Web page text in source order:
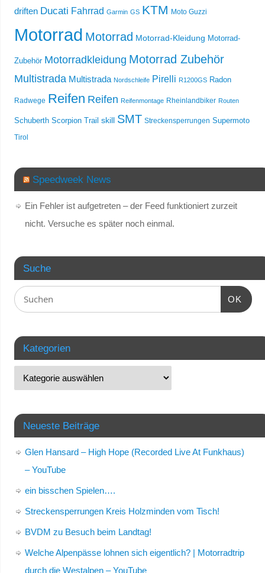
driften Ducati Fahrrad Garmin GS KTM Moto Guzzi
Motorrad Motorrad Motorrad-Kleidung Motorrad-
Zubehör Motorradkleidung Motorrad Zubehör
Multistrada Multistrada Nordschleife Pirelli R1200GS Radon
Radwege Reifen Reifen Reifenmontage Rheinlandbiker Routen
Schuberth Scorpion Trail skill SMT Streckensperrungen Supermoto
Tirol
Speedweek News
Ein Fehler ist aufgetreten – der Feed funktioniert zurzeit
nicht. Versuche es später noch einmal.
Suche
OK
Kategorien
Neueste Beiträge
Glen Hansard – High Hope (Recorded Live At Funkhaus)
– YouTube
ein bisschen Spielen….
Streckensperrungen Kreis Holzminden vom Tisch!
BVDM zu Besuch beim Landtag!
Welche Alpenpässe lohnen sich eigentlich? | Motorradtrip
durch die Westalpen – YouTube